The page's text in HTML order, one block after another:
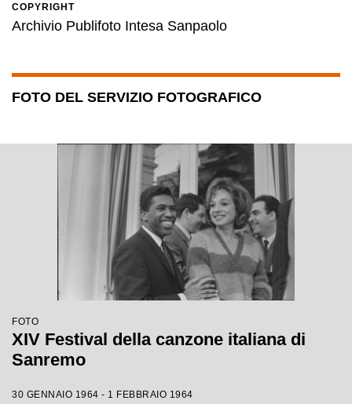
COPYRIGHT
Archivio Publifoto Intesa Sanpaolo
FOTO DEL SERVIZIO FOTOGRAFICO
FOTO
XIV Festival della canzone italiana di
Sanremo
30 GENNAIO 1964 - 1 FEBBRAIO 1964